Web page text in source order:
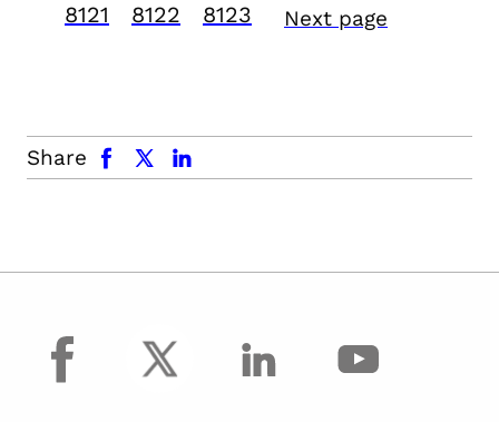
8121 8122 8123 Next page
Share
facebook x.com linkedin
facebook